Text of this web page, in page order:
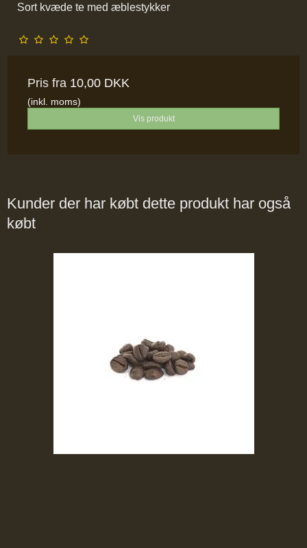
Sort kvæde te med æblestykker
Pris fra 10,00 DKK
(inkl. moms)
Vis produkt
Kunder der har købt dette produkt har også
købt